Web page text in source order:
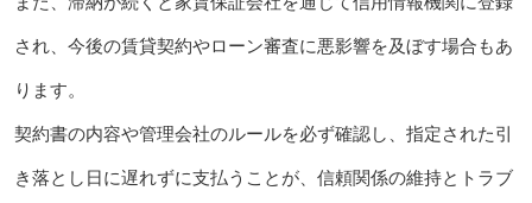
され、今後の賃貸契約やローン審査に悪影響を及ぼす場合もあ
ります。
契約書の内容や管理会社のルールを必ず確認し、指定された引
き落とし日に遅れずに支払うことが、信頼関係の維持とトラブ